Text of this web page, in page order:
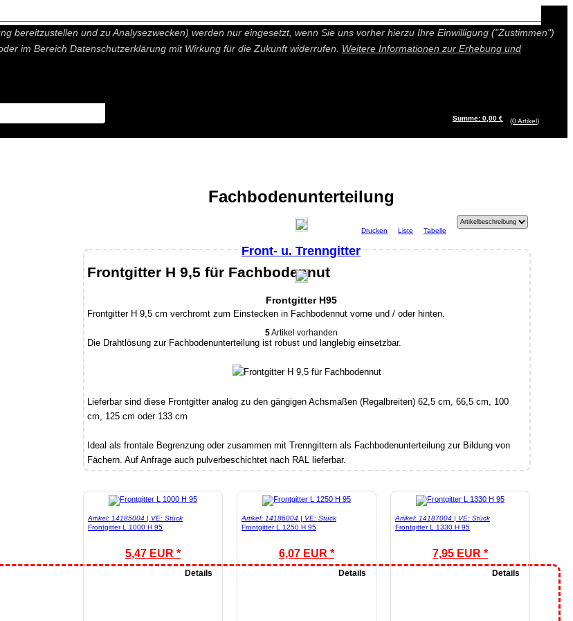
Cookies und Statistik Funktionen, die Ihnen ein besseres und individuelleres Angebot bieten (Marketing- und
bereitzustellen und zu Analysezwecken) werden nur eingesetzt, wenn Sie uns vorher hierzu Ihre Einwilligung ("Zustimmen")
im Bereich Datenschutzerklärung mit Wirkung für die Zukunft widerrufen. Weitere Informationen zur Erhebung und
Summe: 0,00 € (0Artikel)
Fachbodenunterteilung
Front- u. Trenngitter
Frontgitter H95
5Artikel vorhanden
Drucken Liste Tabelle
Frontgitter H 9,5 für Fachbodennut
Frontgitter H 9,5 cm verchromt zum Einstecken in Fachbodennut vorne und / oder hinten.
Die Drahtlösung zur Fachbodenunterteilung ist robust und langlebig einsetzbar.
Lieferbar sind diese Frontgitter analog zu den gängigen Achsmaßen (Regalbreiten) 62,5 cm, 66,5 cm, 100
cm, 125 cm oder 133 cm
Ideal als frontale Begrenzung oder zusammen mit Trenngittern als Fachbodenunterteilung zur Bildung von
Fächern. Auf Anfrage auch pulverbeschichtet nach RAL lieferbar.
Artikel: 14185004 | VE: Stück
Frontgitter L 1000 H 95
5,47 EUR *
Details
Artikel: 14186004 | VE: Stück
Frontgitter L 1250 H 95
6,07 EUR *
Details
Artikel: 14187004 | VE: Stück
Frontgitter L 1330 H 95
7,95 EUR *
Details